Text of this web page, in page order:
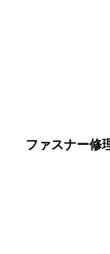
ファスナー修